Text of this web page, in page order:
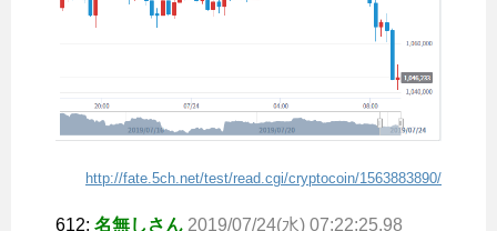
http://fate.5ch.net/test/read.cgi/cryptocoin/1563883890/
612: 名無しさん 2019/07/24(水) 07:22:25.98